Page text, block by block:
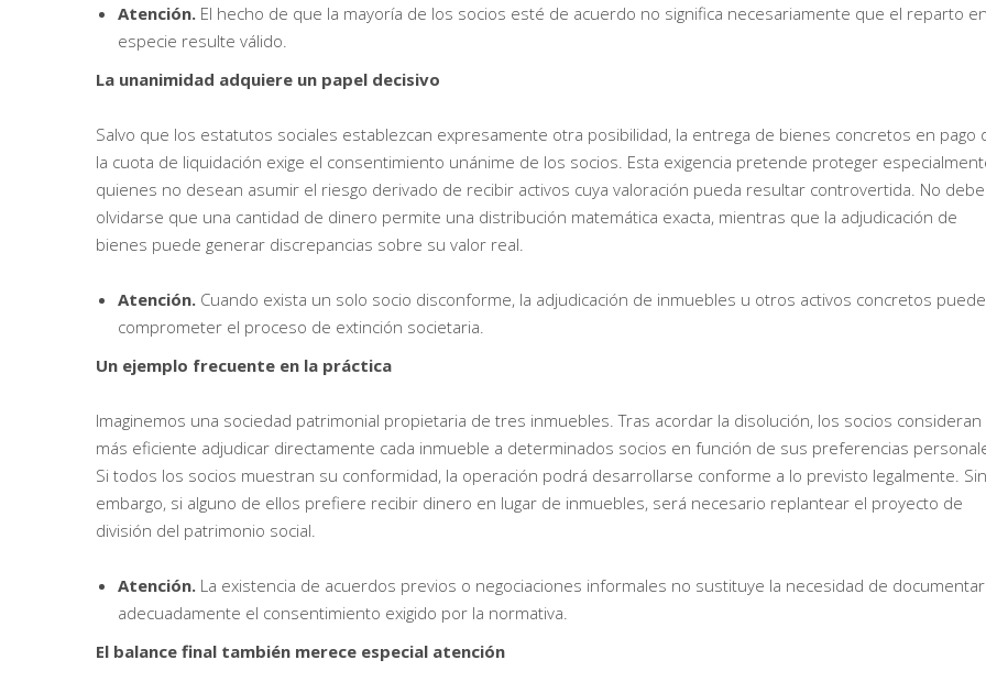
Atención. El hecho de que la mayoría de los socios esté de acuerdo no significa necesariamente que el reparto en
especie resulte válido.
La unanimidad adquiere un papel decisivo
Salvo que los estatutos sociales establezcan expresamente otra posibilidad, la entrega de bienes concretos en pago
la cuota de liquidación exige el consentimiento unánime de los socios. Esta exigencia pretende proteger
quienes no desean asumir el riesgo derivado de recibir activos cuya valoración pueda resultar controvertida. No debe
olvidarse que una cantidad de dinero permite una distribución matemática exacta, mientras que la adjudicación de
bienes puede generar discrepancias sobre su valor real.
Atención. Cuando exista un solo socio disconforme, la adjudicación de inmuebles u otros activos concretos puede
comprometer el proceso de extinción societaria.
Un ejemplo frecuente en la práctica
Imaginemos una sociedad patrimonial propietaria de tres inmuebles. Tras acordar la disolución, los socios consideran
más eficiente adjudicar directamente cada inmueble a determinados socios en función de sus preferencias
Si todos los socios muestran su conformidad, la operación podrá desarrollarse conforme a lo previsto legalmente. Sin
embargo, si alguno de ellos prefiere recibir dinero en lugar de inmuebles, será necesario replantear el proyecto de
división del patrimonio social.
Atención. La existencia de acuerdos previos o negociaciones informales no sustituye la necesidad de documentar
adecuadamente el consentimiento exigido por la normativa.
El balance final también merece especial atención